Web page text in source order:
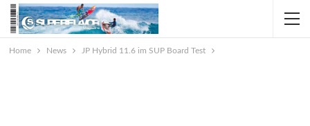
Home News JP Hybrid 11.6 im SUP Board Test